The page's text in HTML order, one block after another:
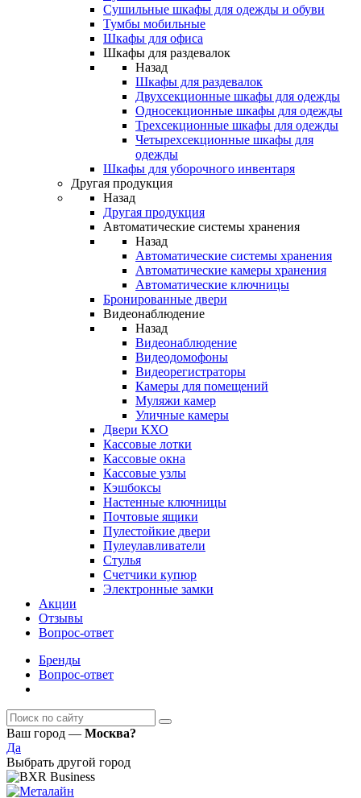
Сушильные шкафы для одежды и обуви
Тумбы мобильные
Шкафы для офиса
Шкафы для раздевалок
Назад
Шкафы для раздевалок
Двухсекционные шкафы для одежды
Односекционные шкафы для одежды
Трехсекционные шкафы для одежды
Четырехсекционные шкафы для
одежды
Шкафы для уборочного инвентаря
Другая продукция
Назад
Другая продукция
Автоматические системы хранения
Назад
Автоматические системы хранения
Автоматические камеры хранения
Автоматические ключницы
Бронированные двери
Видеонаблюдение
Назад
Видеонаблюдение
Видеодомофоны
Видеорегистраторы
Камеры для помещений
Муляжи камер
Уличные камеры
Двери КХО
Кассовые лотки
Кассовые окна
Кассовые узлы
Кэшбоксы
Настенные ключницы
Почтовые ящики
Пулестойкие двери
Пулеулавливатели
Стулья
Счетчики купюр
Электронные замки
Акции
Отзывы
Вопрос-ответ
Бренды
Вопрос-ответ
Ваш город — Москва?
Да
Выбрать другой город